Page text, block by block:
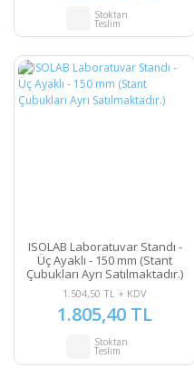
Stoktan
Teslim
ISOLAB Laboratuvar Standı -
Üç Ayaklı - 150 mm (Stant
Çubukları Ayrı Satılmaktadır.)
1.504,50 TL + KDV
1.805,40 TL
Stoktan
Teslim